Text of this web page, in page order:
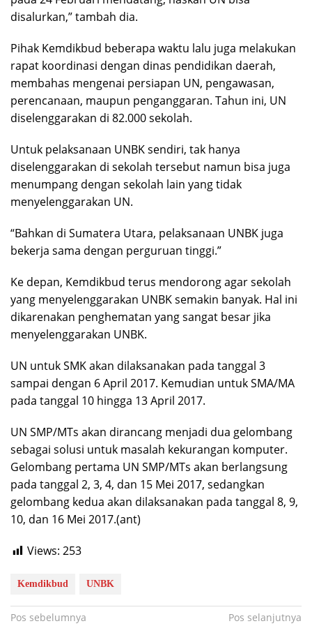
disalurkan,” tambah dia.
Pihak Kemdikbud beberapa waktu lalu juga melakukan
rapat koordinasi dengan dinas pendidikan daerah,
membahas mengenai persiapan UN, pengawasan,
perencanaan, maupun penganggaran. Tahun ini, UN
diselenggarakan di 82.000 sekolah.
Untuk pelaksanaan UNBK sendiri, tak hanya
diselenggarakan di sekolah tersebut namun bisa juga
menumpang dengan sekolah lain yang tidak
menyelenggarakan UN.
“Bahkan di Sumatera Utara, pelaksanaan UNBK juga
bekerja sama dengan perguruan tinggi.”
Ke depan, Kemdikbud terus mendorong agar sekolah
yang menyelenggarakan UNBK semakin banyak. Hal ini
dikarenakan penghematan yang sangat besar jika
menyelenggarakan UNBK.
UN untuk SMK akan dilaksanakan pada tanggal 3
sampai dengan 6 April 2017. Kemudian untuk SMA/MA
pada tanggal 10 hingga 13 April 2017.
UN SMP/MTs akan dirancang menjadi dua gelombang
sebagai solusi untuk masalah kekurangan komputer.
Gelombang pertama UN SMP/MTs akan berlangsung
pada tanggal 2, 3, 4, dan 15 Mei 2017, sedangkan
gelombang kedua akan dilaksanakan pada tanggal 8, 9,
10, dan 16 Mei 2017.(ant)
Views: 253
Kemdikbud UNBK
Navigasi
Pos sebelumnya Pos selanjutnya